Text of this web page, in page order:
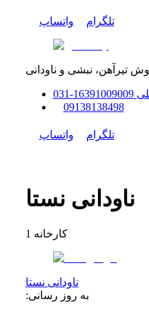
ناودانی نستا
1 کارخانه
ناودانی نستا
به روز رسانی:
تلگرام واتساپ
تیرآهن، نبشی و ناودانی
16391009009
-
031
09138138498
تلگرام واتساپ